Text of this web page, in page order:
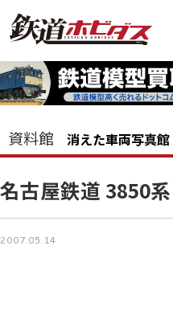
資料館 消えた車両写真館
名古屋鉄道 3850系
2007.05.14